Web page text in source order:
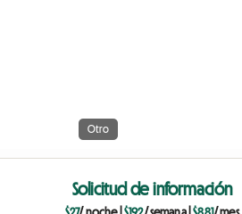
Otro
Solicitud de información